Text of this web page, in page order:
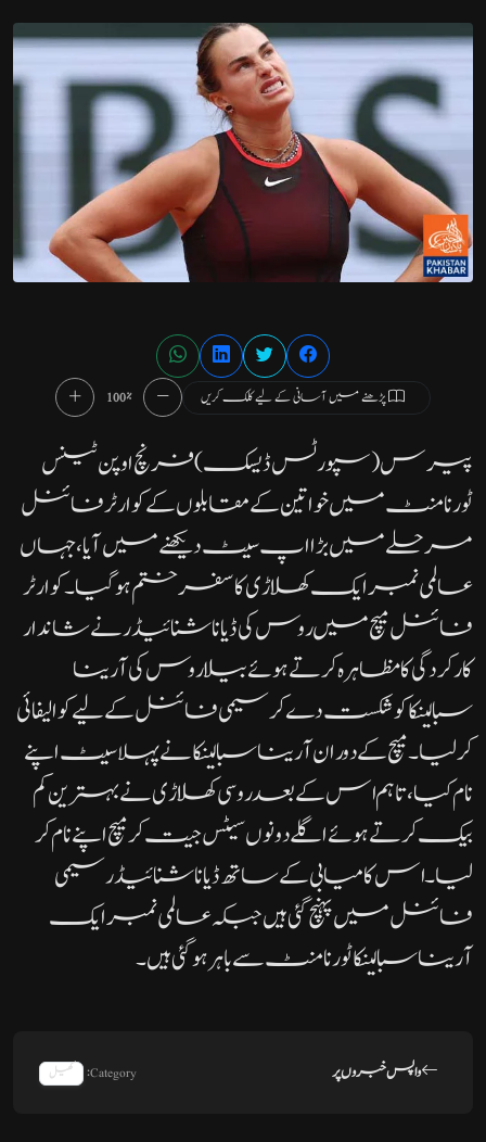
پڑھنے میں آسانی کے لیے کلک کریں 100%
پیرس( سپورٹس ڈیسک) فرنچ اوپن ٹینس
ٹورنامنٹ میں خواتین کے مقابلوں کے کوارٹر فائنل
مرحلے میں بڑا اپ سیٹ دیکھنے میں آیا، جہاں
عالمی نمبر ایک کھلاڑی کا سفر ختم ہو گیا۔کوارٹر
فائنل میچ میں روس کی ڈیانا شنائیڈر نے شاندار
کارکردگی کا مظاہرہ کرتے ہوئے بیلاروس کی آرینا
سبالینکا کو شکست دے کر سیمی فائنل کے لیے کوالیفائی
کر لیا۔میچ کے دوران آرینا سبالینکا نے پہلا سیٹ اپنے
نام کیا، تاہم اس کے بعد روسی کھلاڑی نے بہترین کم
بیک کرتے ہوئے اگلے دونوں سیٹس جیت کر میچ اپنے نام کر
لیا۔اس کامیابی کے ساتھ ڈیانا شنائیڈر سیمی
فائنل میں پہنچ گئی ہیں جبکہ عالمی نمبر ایک
آرینا سبالینکا ٹورنامنٹ سے باہر ہو گئی ہیں۔
واپس خبروں پر Category: کھیل